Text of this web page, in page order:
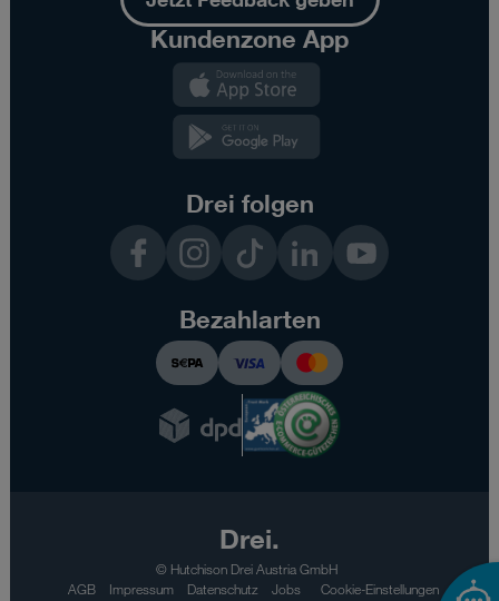
Kundenzone App
Drei folgen
InstagramTikTok LinkedInYouTube
Bezahlarten
Drei.
© Hutchison Drei Austria GmbH
AGB
Impressum Datenschutz Jobs Cookie-Einstellungen